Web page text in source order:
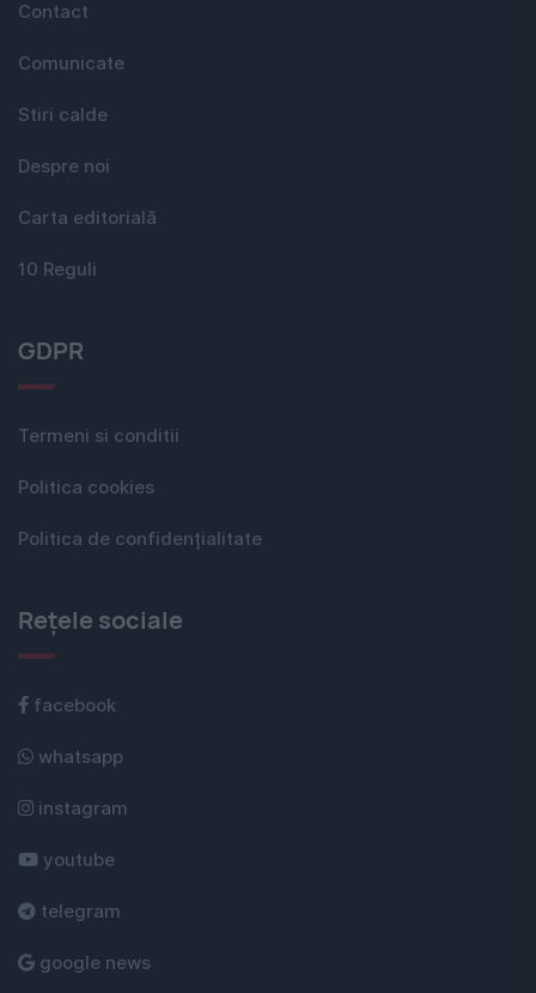
Contact
Comunicate
Stiri calde
Despre noi
Carta editorială
10 Reguli
GDPR
Termeni si conditii
Politica cookies
Politica de confidențialitate
Rețele sociale
facebook
whatsapp
instagram
youtube
telegram
google news